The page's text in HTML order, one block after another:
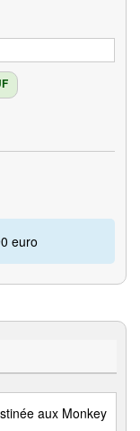
euro
aux Monkey